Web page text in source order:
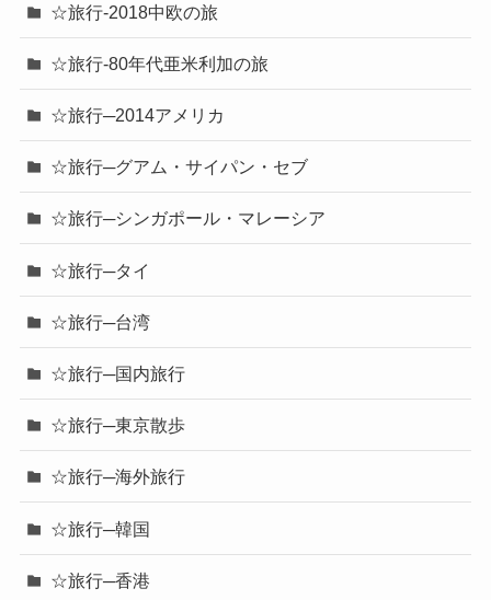
☆旅行-2018中欧の旅
☆旅行-80年代亜米利加の旅
☆旅行─2014アメリカ
☆旅行─グアム・サイパン・セブ
☆旅行─シンガポール・マレーシア
☆旅行─タイ
☆旅行─台湾
☆旅行─国内旅行
☆旅行─東京散歩
☆旅行─海外旅行
☆旅行─韓国
☆旅行─香港